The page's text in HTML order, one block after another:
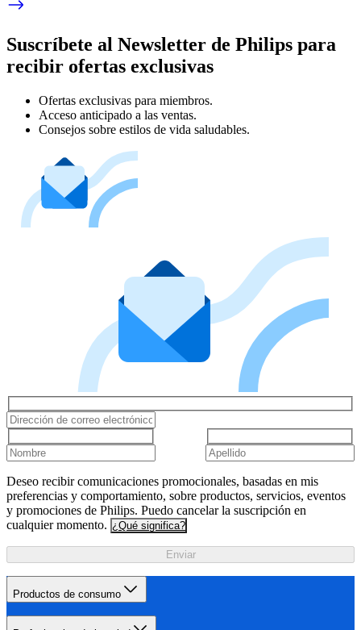
Suscríbete al Newsletter de Philips para
recibir ofertas exclusivas
Ofertas exclusivas para miembros.
Acceso anticipado a las ventas.
Consejos sobre estilos de vida saludables.
Deseo recibir comunicaciones promocionales, basadas en mis
preferencias y comportamiento, sobre productos, servicios, eventos
y promociones de Philips. Puedo cancelar la suscripción en
cualquier momento. ¿Qué significa?
Enviar
Productos de consumo